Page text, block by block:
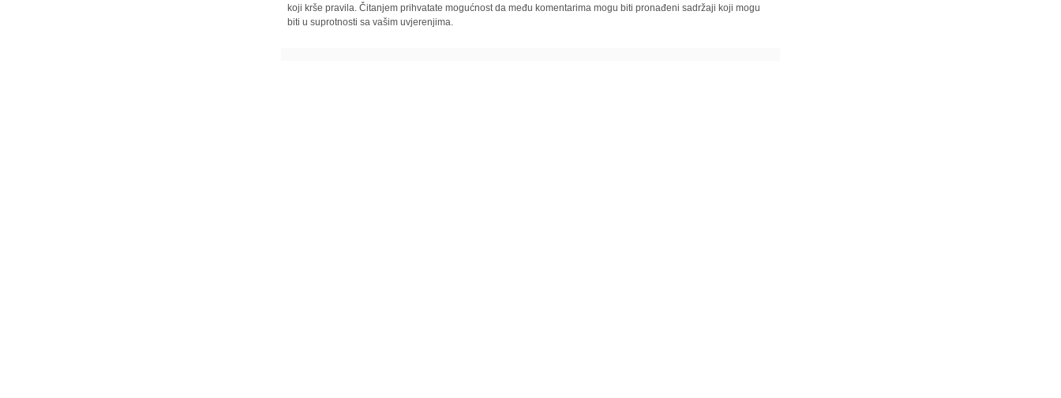
koji krše pravila. Čitanjem prihvatate mogućnost da među komentarima mogu biti pronađeni sadržaji koji mogu
biti u suprotnosti sa vašim uvjerenjima.